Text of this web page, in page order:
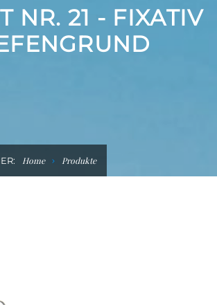
NR. 21 - FIXATIV
Home Produkte